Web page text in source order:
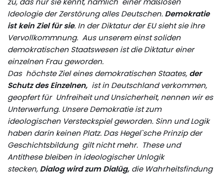
Ideologie der Zerstörung alles Deutschen. Demokratie
ist kein Ziel für sie. In der Diktatur der EU sieht sie ihre
Vervollkommnung. Aus unserem einst soliden
demokratischen Staatswesen ist die Diktatur einer
einzelnen Frau geworden.
Das höchste Ziel eines demokratischen Staates, der
Schutz des Einzelnen, ist in Deutschland verkommen,
geopfert für Unfreiheit und Unsicherheit, nennen wir es
Unterwerfung. Unsere Demokratie ist zum
ideologischen Versteckspiel geworden. Sinn und Logik
haben darin keinen Platz. Das Hegel`sche Prinzip der
Geschichtsbildung gilt nicht mehr. These und
Antithese bleiben in ideologischer Unlogik
stecken, Dialog wird zum Dialüg, die Wahrheitsfindung